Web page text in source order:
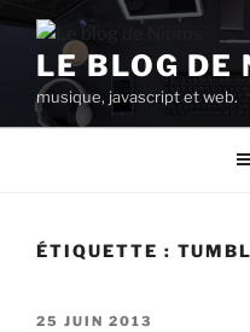
contenu
principal
LE BLOG DE
musique, javascript et web.
ÉTIQUETTE :
PUBLIÉ
25 JUIN 2013